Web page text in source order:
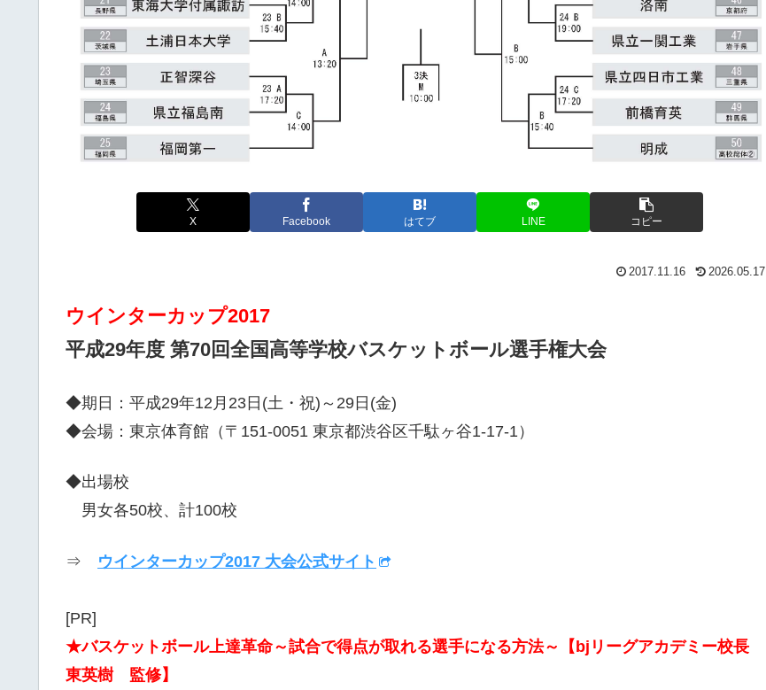
X Facebook はてブ LINE コピー
2017.11.16 2026.05.17
ウインターカップ2017
平成29年度 第70回全国高等学校バスケットボール選手権大会
◆期日：平成29年12月23日(土・祝)～29日(金)
◆会場：東京体育館（〒151-0051 東京都渋谷区千駄ヶ谷1-17-1）
◆出場校
男女各50校、計100校
⇒ ウインターカップ2017 大会公式サイト
[PR]
★バスケットボール上達革命～試合で得点が取れる選手になる方法～【bjリーグアカデミー校長
東英樹 監修】